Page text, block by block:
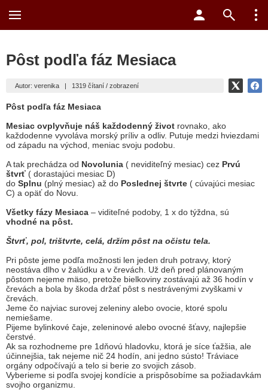
Pôst podľa fáz Mesiaca
Autor: verenika | 1319 čítaní / zobrazení
Pôst podľa fáz Mesiaca
Mesiac ovplyvňuje náš každodenný život rovnako, ako
každodenne vyvoláva morský príliv a odliv. Putuje medzi hviezdami
od západu na východ, meniac svoju podobu.
A tak prechádza od Novolunia ( neviditeľný mesiac) cez Prvú
štvrť ( dorastajúci mesiac D)
do Splnu (plný mesiac) až do Poslednej štvrte ( cúvajúci mesiac
C) a opäť do Novu.
Všetky fázy Mesiaca – viditeľné podoby, 1 x do týždna, sú
vhodné na pôst.
Štvrť, pol, trištvrte, celá, držím pôst na očistu tela.
Pri pôste jeme podľa možnosti len jeden druh potravy, ktorý
neostáva dlho v žalúdku a v črevách. Už deň pred plánovaným
pôstom nejeme mäso, pretože bielkoviny zostávajú až 36 hodín v
črevách a bola by škoda držať pôst s nestrávenými zvyškami v
črevách.
Jeme čo najviac surovej zeleniny alebo ovocie, ktoré spolu
nemiešame.
Pijeme bylinkové čaje, zeleninové alebo ovocné šťavy, najlepšie
čerstvé.
Ak sa rozhodneme pre 1dňovú hladovku, ktorá je síce ťažšia, ale
účinnejšia, tak nejeme nič 24 hodín, ani jedno sústo! Tráviace
orgány odpočívajú a telo si berie zo svojich zásob.
Vyberieme si podľa svojej kondície a prispôsobíme sa požiadavkám
svojho organizmu.